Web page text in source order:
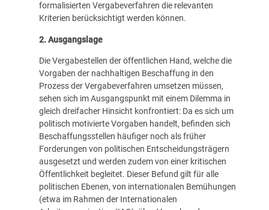
formalisierten Vergabeverfahren die relevanten
Kriterien berücksichtigt werden können.
2. Ausgangslage
Die Vergabestellen der öffentlichen Hand, welche die
Vorgaben der nachhaltigen Beschaffung in den
Prozess der Vergabeverfahren umsetzen müssen,
sehen sich im Ausgangspunkt mit einem Dilemma in
gleich dreifacher Hinsicht konfrontiert: Da es sich um
politisch motivierte Vorgaben handelt, befinden sich
Beschaffungsstellen häufiger noch als früher
Forderungen von politischen Entscheidungsträgern
ausgesetzt und werden zudem von einer kritischen
Öffentlichkeit begleitet. Dieser Befund gilt für alle
politischen Ebenen, von internationalen Bemühungen
(etwa im Rahmen der Internationalen